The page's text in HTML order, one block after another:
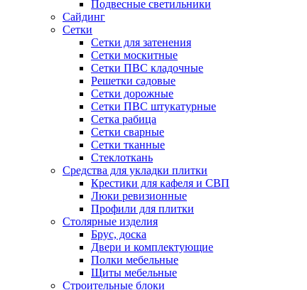
Подвесные светильники
Сайдинг
Сетки
Сетки для затенения
Сетки москитные
Сетки ПВС кладочные
Решетки садовые
Сетки дорожные
Сетки ПВС штукатурные
Сетка рабица
Сетки сварные
Сетки тканные
Стеклоткань
Средства для укладки плитки
Крестики для кафеля и СВП
Люки ревизионные
Профили для плитки
Столярные изделия
Брус, доска
Двери и комплектующие
Полки мебельные
Щиты мебельные
Строительные блоки